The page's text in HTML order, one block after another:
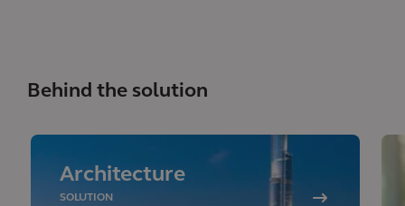
Behind the solution
Architecture
SOLUTION